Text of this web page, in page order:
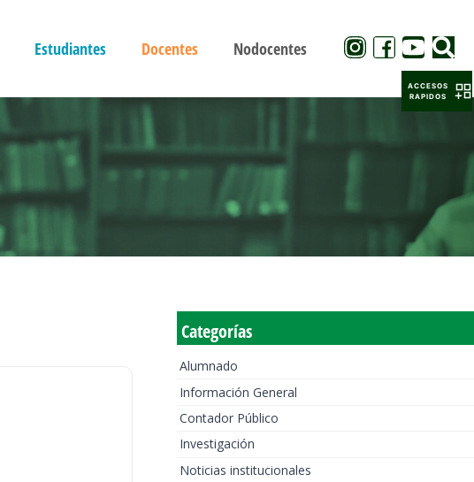
Estudiantes Docentes Nodocentes
Categorías
Alumnado
Información General
Contador Público
Investigación
Noticias institucionales
ACCESOS
RAPIDOS